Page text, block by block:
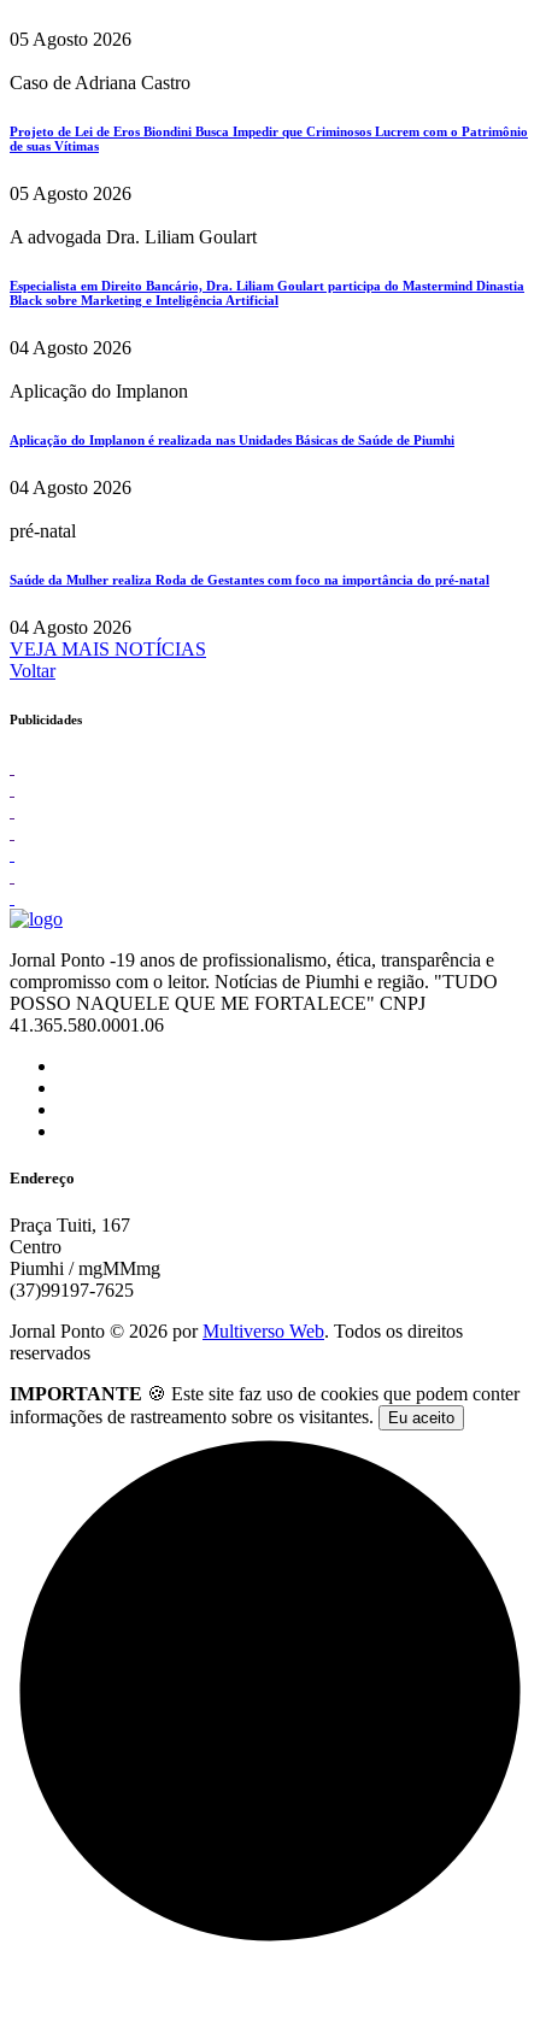
05 Agosto 2026
Caso de Adriana Castro
Projeto de Lei de Eros Biondini Busca Impedir que Criminosos Lucrem com o Patrimônio
de suas Vítimas
05 Agosto 2026
A advogada Dra. Liliam Goulart
Especialista em Direito Bancário, Dra. Liliam Goulart participa do Mastermind Dinastia
Black sobre Marketing e Inteligência Artificial
04 Agosto 2026
Aplicação do Implanon
Aplicação do Implanon é realizada nas Unidades Básicas de Saúde de Piumhi
04 Agosto 2026
pré-natal
Saúde da Mulher realiza Roda de Gestantes com foco na importância do pré-natal
04 Agosto 2026
VEJA MAIS NOTÍCIAS
Voltar
Publicidades
Jornal Ponto -19 anos de profissionalismo, ética, transparência e
compromisso com o leitor. Notícias de Piumhi e região. "TUDO
POSSO NAQUELE QUE ME FORTALECE" CNPJ
41.365.580.0001.06
Endereço
Praça Tuiti, 167
Centro
Piumhi / mgMMmg
(37)99197-7625
Jornal Ponto © 2026 porMultiverso Web. Todos os direitos
reservados
IMPORTANTE 🍪 Este site faz uso de cookies que podem conter
informações de rastreamento sobre os visitantes.
Eu aceito